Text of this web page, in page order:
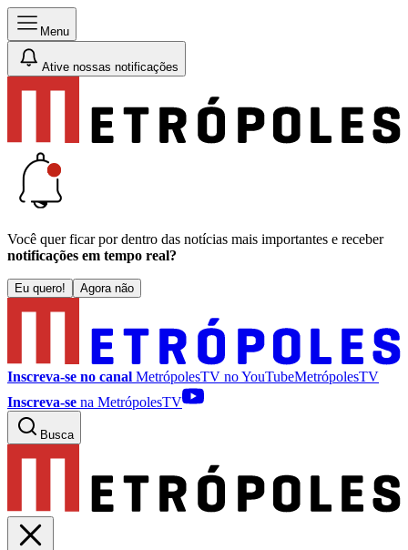
Menu
Ative nossas notificações
Você quer ficar por dentro das notícias mais importantes e receber
notificações em tempo real?
Eu quero! Agora não
Inscreva-se no canal MetrópolesTV noYouTubeMetrópolesTV
Inscreva-se na MetrópolesTV
Busca